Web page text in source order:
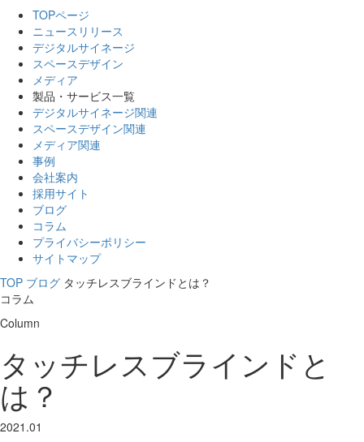
TOPページ
ニュースリリース
デジタルサイネージ
スペースデザイン
メディア
製品・サービス一覧
デジタルサイネージ関連
スペースデザイン関連
メディア関連
事例
会社案内
採用サイト
ブログ
コラム
プライバシーポリシー
サイトマップ
TOP ブログ タッチレスブラインドとは？
コラム
Column
タッチレスブラインドと
は？
2021.01